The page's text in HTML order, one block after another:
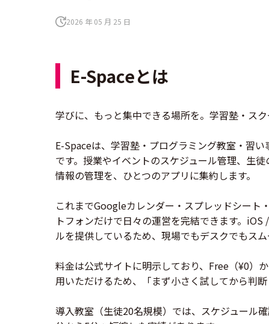
2026 年 05 月 25 日
E-Spaceとは
学びに、もっと集中できる場所を。学習塾・ス
E-Spaceは、学習塾・プログラミング教室・習
です。授業やイベントのスケジュール管理、生
情報の管理を、ひとつのアプリに集約します。
これまでGoogleカレンダー・スプレッドシート
トフォンだけで日々の運営を完結できます。
ルを提供しているため、現場でもデスクでもスム
料金は公式サイトに明示しており、Free（¥0）
用いただけるため、「まず小さく試してから判
導入教室（生徒20名規模）では、スケジュール